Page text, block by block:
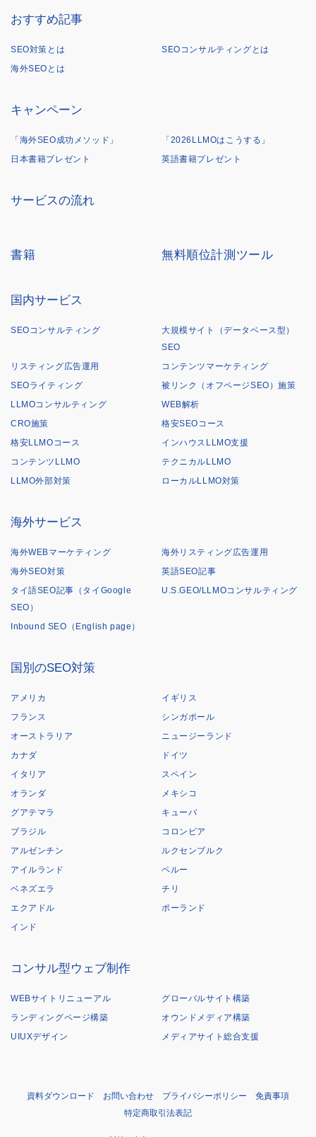
おすすめ記事
SEO対策とは
SEOコンサルティングとは
海外SEOとは
キャンペーン
「海外SEO成功メソッド」
「2026LLMOはこうする」
日本書籍プレゼント
英語書籍プレゼント
サービスの流れ
書籍 無料順位計測ツール
国内サービス
SEOコンサルティング
大規模サイト（データベース型）
SEO
リスティング広告運用
コンテンツマーケティング
SEOライティング
被リンク（オフページSEO）施策
LLMOコンサルティング
WEB解析
CRO施策
格安SEOコース
格安LLMOコース
インハウスLLMO支援
コンテンツLLMO
テクニカルLLMO
LLMO外部対策
ローカルLLMO対策
海外サービス
海外WEBマーケティング
海外リスティング広告運用
海外SEO対策
英語SEO記事
タイ語SEO記事（タイGoogle
SEO）
U.S.GEO/LLMOコンサルティング
Inbound SEO（English page）
国別のSEO対策
アメリカ
イギリス
フランス
シンガポール
オーストラリア
ニュージーランド
カナダ
ドイツ
イタリア
スペイン
オランダ
メキシコ
グアテマラ
キューバ
ブラジル
コロンビア
アルゼンチン
ルクセンブルク
アイルランド
ペルー
ベネズエラ
チリ
エクアドル
ポーランド
インド
コンサル型ウェブ制作
WEBサイトリニューアル
グローバルサイト構築
ランディングページ構築
オウンドメディア構築
UIUXデザイン
メディアサイト総合支援
資料ダウンロード お問い合わせ プライバシーポリシー
免責事項
特定商取引法表記